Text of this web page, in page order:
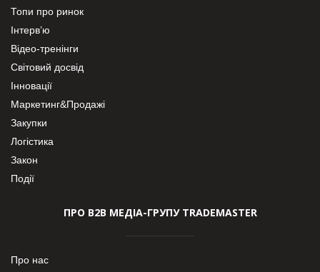
Топи про ринок
Інтерв’ю
Відео-тренінги
Світовий досвід
Інновації
Маркетинг&Продажі
Закупки
Логістика
Закон
Події
ПРО В2В МЕДІА-ГРУПУ TRADEMASTER
Про нас